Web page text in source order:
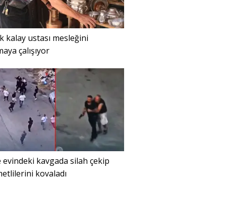
kalay ustası mesleğini
çalışıyor
evindeki kavgada silah çekip
kovaladı